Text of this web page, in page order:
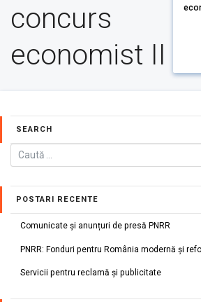
concurs
economist II
SEARCH
POSTARI RECENTE
Comunicate și anunțuri de presă PNRR
PNRR: Fonduri pentru România modernă și
Servicii pentru reclamă și publicitate